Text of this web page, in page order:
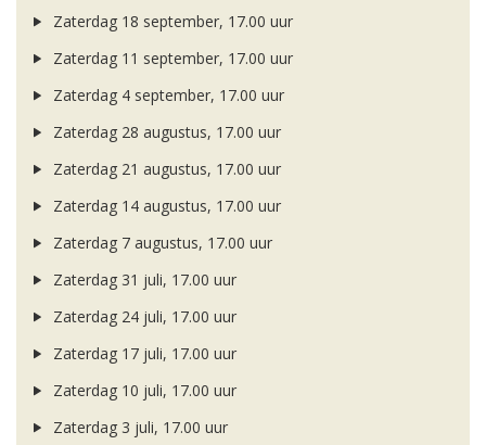
Zaterdag 18 september, 17.00 uur
Zaterdag 11 september, 17.00 uur
Zaterdag 4 september, 17.00 uur
Zaterdag 28 augustus, 17.00 uur
Zaterdag 21 augustus, 17.00 uur
Zaterdag 14 augustus, 17.00 uur
Zaterdag 7 augustus, 17.00 uur
Zaterdag 31 juli, 17.00 uur
Zaterdag 24 juli, 17.00 uur
Zaterdag 17 juli, 17.00 uur
Zaterdag 10 juli, 17.00 uur
Zaterdag 3 juli, 17.00 uur